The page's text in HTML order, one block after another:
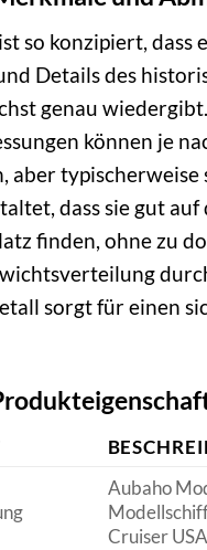
so konzipiert, dass
Details des
genau
können je
aber typischerweise
dass sie gut auf
finden, ohne zu
sorgt für einen
Aubaho
Cruiser